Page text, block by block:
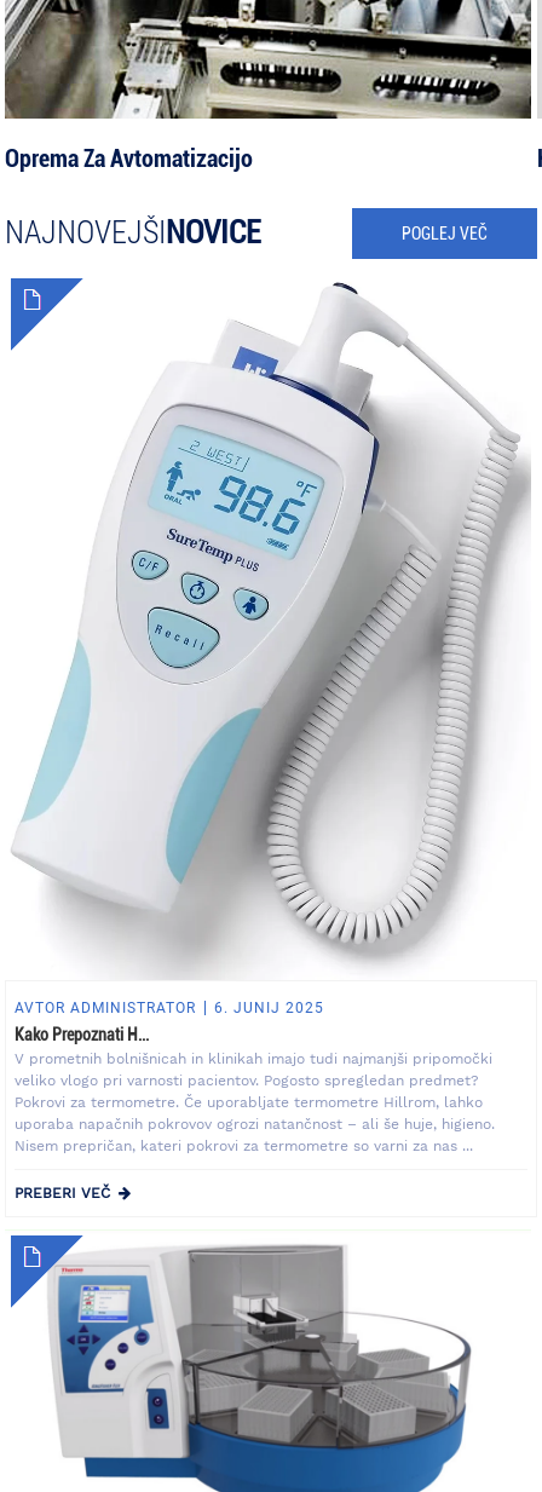
Oprema Za Avtomatizacijo
NAJNOVEJŠI NOVICE POGLEJ VEČ
AVTOR ADMINISTRATOR 6. JUNIJ 2025
Kako Prepoznati H...
V prometnih bolnišnicah in klinikah imajo tudi najmanjši pripomočki
veliko vlogo pri varnosti pacientov. Pogosto spregledan predmet?
Pokrovi za termometre. Če uporabljate termometre Hillrom, lahko
uporaba napačnih pokrovov ogrozi natančnost – ali še huje, higieno.
Nisem prepričan, kateri pokrovi za termometre so varni za nas ...
PREBERI VEČ